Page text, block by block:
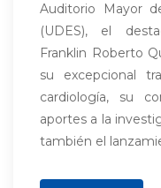
Auditorio Mayor
(UDES), el
Franklin Roberto
su excepcional
cardiología, su
aportes a la
también el